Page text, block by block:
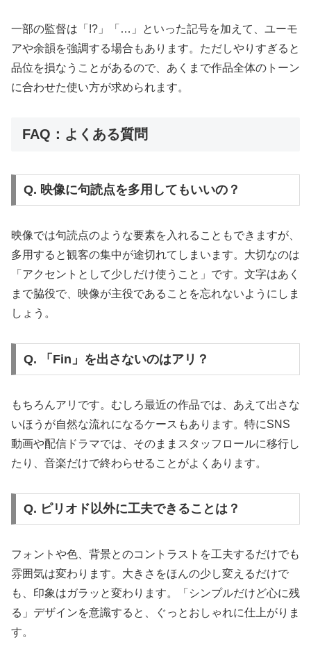
一部の監督は「!?」「…」といった記号を加えて、ユーモ
アや余韻を強調する場合もあります。ただしやりすぎると
品位を損なうことがあるので、あくまで作品全体のトーン
に合わせた使い方が求められます。
FAQ：よくある質問
Q. 映像に句読点を多用してもいいの？
映像では句読点のような要素を入れることもできますが、
多用すると観客の集中が途切れてしまいます。大切なのは
「アクセントとして少しだけ使うこと」です。文字はあく
まで脇役で、映像が主役であることを忘れないようにしま
しょう。
Q. 「Fin」を出さないのはアリ？
もちろんアリです。むしろ最近の作品では、あえて出さな
いほうが自然な流れになるケースもあります。特にSNS
動画や配信ドラマでは、そのままスタッフロールに移行し
たり、音楽だけで終わらせることがよくあります。
Q. ピリオド以外に工夫できることは？
フォントや色、背景とのコントラストを工夫するだけでも
雰囲気は変わります。大きさをほんの少し変えるだけで
も、印象はガラッと変わります。「シンプルだけど心に残
る」デザインを意識すると、ぐっとおしゃれに仕上がりま
す。